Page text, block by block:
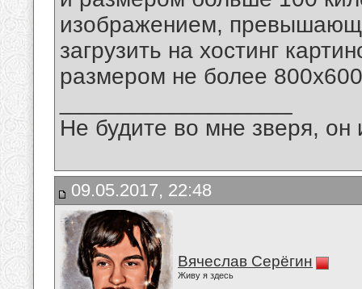
изображением,
загрузить на хостинг
размером не более
Не будите во мне зверя, он
09.05.2017, 22:48
Вячеслав Серёгин
Живу я здесь